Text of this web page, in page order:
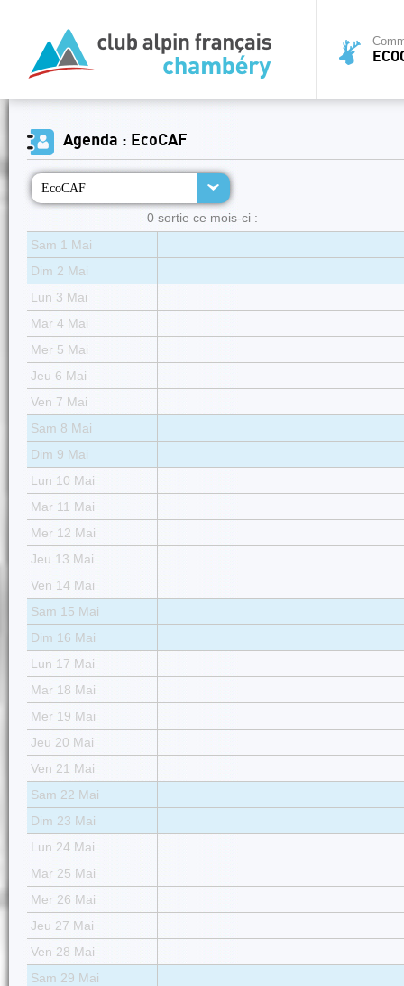
Agenda : EcoCAF
EcoCAF
0 sortie ce mois-ci :
Sam 1 Mai
Dim 2 Mai
Lun 3 Mai
Mar 4 Mai
Mer 5 Mai
Jeu 6 Mai
Ven 7 Mai
Sam 8 Mai
Dim 9 Mai
Lun 10 Mai
Mar 11 Mai
Mer 12 Mai
Jeu 13 Mai
Ven 14 Mai
Sam 15 Mai
Dim 16 Mai
Lun 17 Mai
Mar 18 Mai
Mer 19 Mai
Jeu 20 Mai
Ven 21 Mai
Sam 22 Mai
Dim 23 Mai
Lun 24 Mai
Mar 25 Mai
Mer 26 Mai
Jeu 27 Mai
Ven 28 Mai
Sam 29 Mai